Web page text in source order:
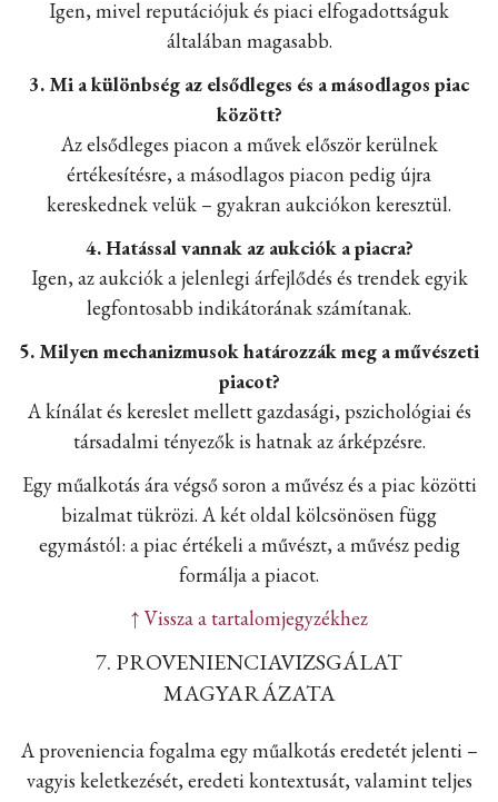
Igen, mivel reputációjuk és piaci elfogadottságuk
általában magasabb.
3. Mi a különbség az elsődleges és a másodlagos piac
között?
Az elsődleges piacon a művek először kerülnek
értékesítésre, a másodlagos piacon pedig újra
kereskednek velük – gyakran aukciókon keresztül.
4. Hatással vannak az aukciók a piacra?
Igen, az aukciók a jelenlegi árfejlődés és trendek egyik
legfontosabb indikátorának számítanak.
5. Milyen mechanizmusok határozzák meg a művészeti
piacot?
A kínálat és kereslet mellett gazdasági, pszichológiai és
társadalmi tényezők is hatnak az árképzésre.
Egy műalkotás ára végső soron a művész és a piac közötti
bizalmat tükrözi. A két oldal kölcsönösen függ
egymástól: a piac értékeli a művészt, a művész pedig
formálja a piacot.
↑ Vissza a tartalomjegyzékhez
7. PROVENIENCIAVIZSGÁLAT
MAGYARÁZATA
A proveniencia fogalma egy műalkotás eredetét jelenti –
vagyis keletkezését, eredeti kontextusát, valamint teljes